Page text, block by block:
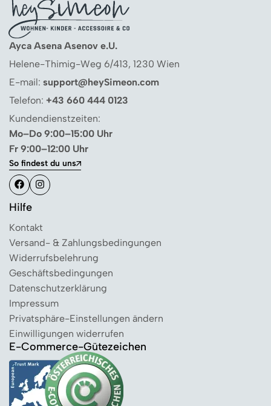
Ayca Asena Asenov e.U.
Helene-Thimig-Weg 6/413, 1230 Wien
E-mail: support@heySimeon.com
Telefon: +43 660 444 0123
Kundendienstzeiten:
Mo–Do 9:00–15:00 Uhr
Fr 9:00–12:00 Uhr
So findest du uns
Hilfe
Kontakt
Versand- & Zahlungsbedingungen
Widerrufsbelehrung
Geschäftsbedingungen
Datenschutzerklärung
Impressum
Privatsphäre-Einstellungen ändern
Einwilligungen widerrufen
E-Commerce-Gütezeichen